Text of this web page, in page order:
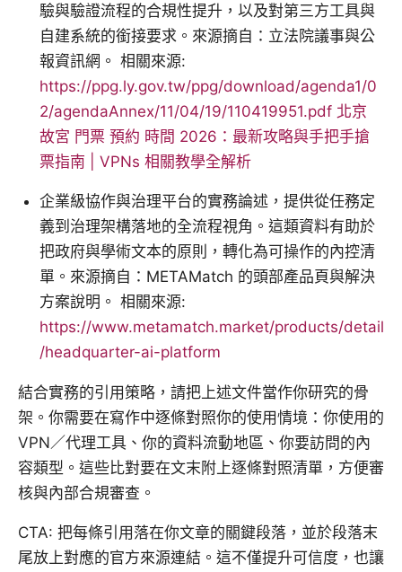
驗與驗證流程的合規性提升，以及對第三方工具與
自建系統的銜接要求。來源摘自：立法院議事與公
報資訊網。 相關來源:
https://ppg.ly.gov.tw/ppg/download/agenda1/0
2/agendaAnnex/11/04/19/110419951.pdf 北京
故宮 門票 預約 時間 2026：最新攻略與手把手搶
票指南 | VPNs 相關教學全解析
企業級協作與治理平台的實務論述，提供從任務定
義到治理架構落地的全流程視角。這類資料有助於
把政府與學術文本的原則，轉化為可操作的內控清
單。來源摘自：METAMatch 的頭部產品頁與解決
方案說明。 相關來源:
https://www.metamatch.market/products/detail
/headquarter-ai-platform
結合實務的引用策略，請把上述文件當作你研究的骨
架。你需要在寫作中逐條對照你的使用情境：你使用的
VPN／代理工具、你的資料流動地區、你要訪問的內
容類型。這些比對要在文末附上逐條對照清單，方便審
核與內部合規審查。
CTA: 把每條引用落在你文章的關鍵段落，並於段落末
尾放上對應的官方來源連結。這不僅提升可信度，也讓